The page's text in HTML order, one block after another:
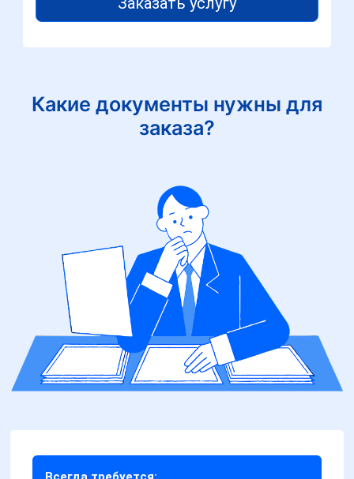
Какие документы нужны для
заказа?